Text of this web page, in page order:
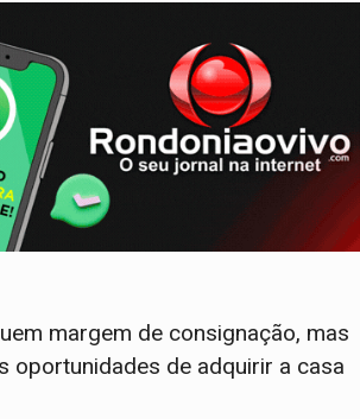
margem de consignação, mas
oportunidades de adquirir a casa